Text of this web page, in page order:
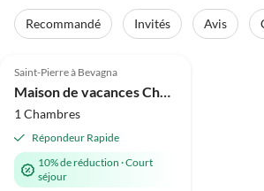
Recommandé Invités Avis
Meilleure
Annonce
Saint-Pierre à Bevagna
Maison de vacances Charmante Petite Villa Trullissimo Marchese
1 Chambres
Répondeur Rapide
10% de réduction ·Court
séjour